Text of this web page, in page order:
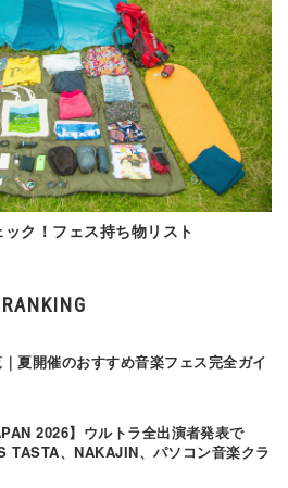
ク！フェス持ち物リスト
RANKING
夏開催のおすすめ音楽フェス完全ガイ
2026】ウルトラ全出演者発表で
TASTA、NAKAJIN、パソコン音楽クラ